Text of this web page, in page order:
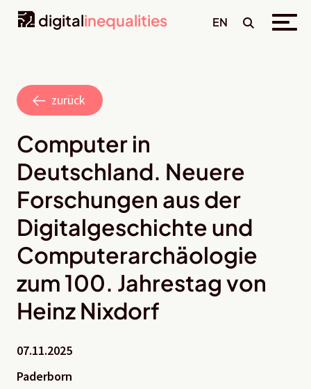
EN
digitalinequalities
zurück
Computer in
Deutschland. Neuere
Forschungen aus der
Digitalgeschichte und
Computerarchäologie
zum 100. Jahrestag von
Heinz Nixdorf
07.11.2025
Paderborn